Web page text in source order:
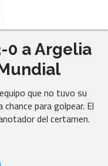
0 a Argelia
que no tuvo su
para golpear. El
del certamen.